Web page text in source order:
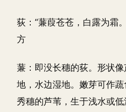
荻：“蒹葭苍苍，白露为霜
方
蒹：即没长穗的荻。形状
地，水边湿地。嫩芽可作
秀穗的芦苇，生于浅水或